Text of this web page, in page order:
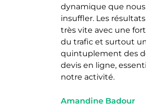
dynamique que
insuffler. Les
très vite avec une
du trafic et surtout
quintuplement des
devis en ligne,
notre activité.
Amandine Badour